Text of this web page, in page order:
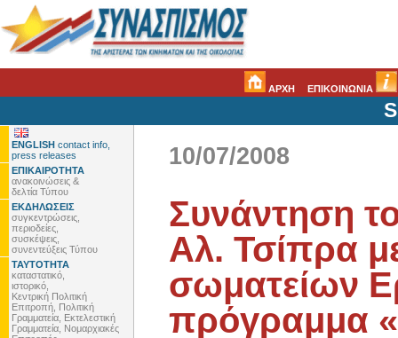
ΑΡΧΗ ΕΠΙΚΟΙΝΩΝΙΑ
ENGLISH contact info,
press releases
ΕΠΙΚΑΙΡΟΤΗΤΑ
ανακοινώσεις &
δελτία Τύπου
ΕΚΔΗΛΩΣΕΙΣ
συγκεντρώσεις,
περιοδείες,
συσκέψεις,
συνεντεύξεις Τύπου
ΤΑΥΤΟΤΗΤΑ
καταστατικό,
ιστορικό,
Κεντρική Πολιτική
Επιτροπή, Πολιτική
Γραμματεία, Εκτελεστική
Γραμματεία, Νομαρχιακές
10/07/2008
Συνάντηση
Αλ. Τσίπρα
σωματείων
πρόγραμμα